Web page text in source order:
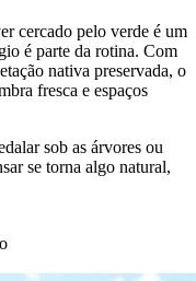
cercado pelo verde é um
é parte da rotina. Com
nativa preservada, o
fresca e espaços
sob as árvores ou
se torna algo natural,